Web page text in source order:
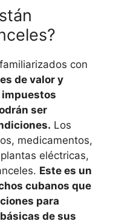
con
de valor y
ser
Los
medicamentos,
eléctricas,
Este es un
cubanos que
para
de sus